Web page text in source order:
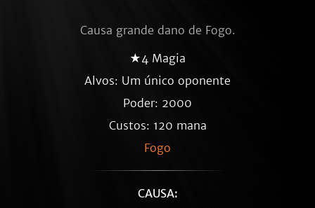
Causa grande dano de Fogo.
★4 Magia
Alvos: Um único oponente
Poder: 2000
Custos: 120 mana
Fogo
CAUSA: